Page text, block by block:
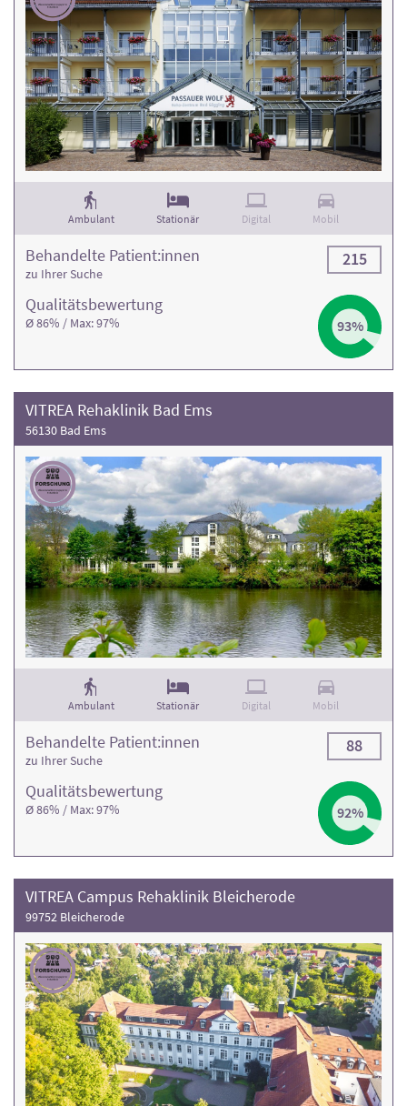
Ambulant Stationär Digital Mobil
Qualitäts­bewertung
Ø 86% / Max: 97% 93%
Behandelte Patient:innen
zu Ihrer Suche
215
VITREA Rehaklinik Bad Ems
56130 Bad Ems
Ambulant Stationär Digital Mobil
Qualitäts­bewertung
Ø 86% / Max: 97% 92%
Behandelte Patient:innen
zu Ihrer Suche
88
VITREA Campus Rehaklinik Bleicherode
99752 Bleicherode